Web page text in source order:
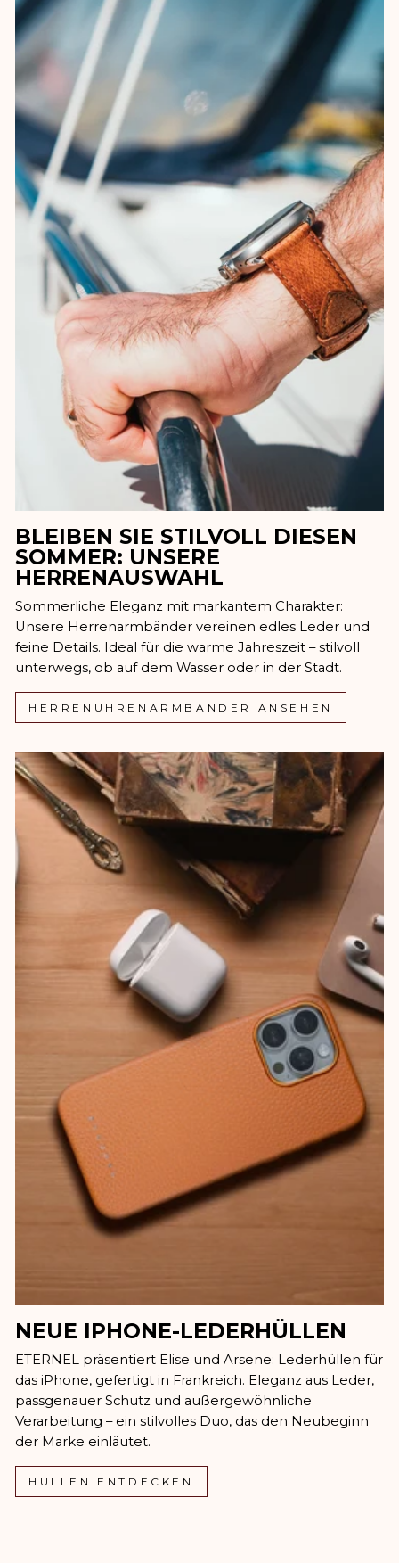
BLEIBEN SIE STILVOLL DIESEN
SOMMER: UNSERE
HERRENAUSWAHL
Sommerliche Eleganz mit markantem Charakter:
Unsere Herrenarmbänder vereinen edles Leder und
feine Details. Ideal für die warme Jahreszeit – stilvoll
unterwegs, ob auf dem Wasser oder in der Stadt.
HERRENUHRENARMBÄNDER ANSEHEN
NEUE IPHONE-LEDERHÜLLEN
ETERNEL präsentiert Elise und Arsene: Lederhüllen für
das iPhone, gefertigt in Frankreich. Eleganz aus Leder,
passgenauer Schutz und außergewöhnliche
Verarbeitung – ein stilvolles Duo, das den Neubeginn
der Marke einläutet.
HÜLLEN ENTDECKEN